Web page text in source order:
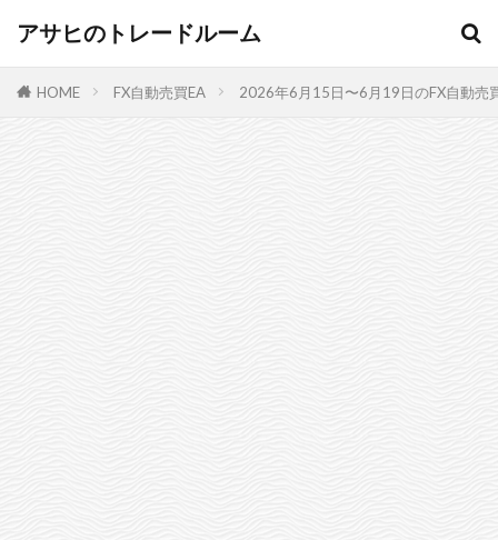
アサヒのトレードルーム
HOME FX自動売買EA 2026年6月15日〜6月19日のFX自動売